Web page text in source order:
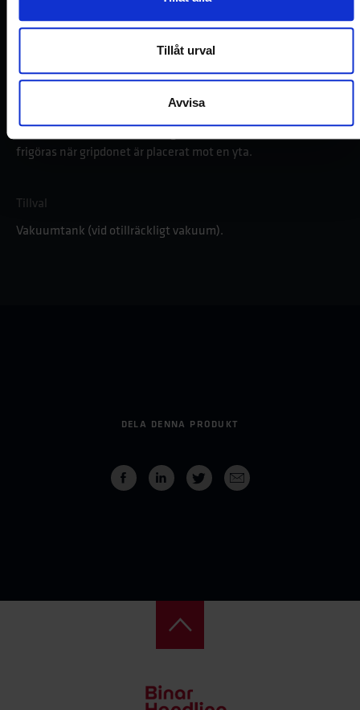
Tillåt urval
Avvisa
Uppåtgående rörelse begränsas automatiskt när för lågt
frigöras när gripdonet är placerat mot en yta.
Tillval
Vakuumtank (vid otillräckligt vakuum).
DELA DENNA PRODUKT